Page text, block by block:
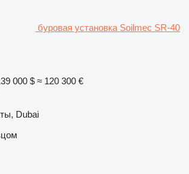
буровая установка Soilmec SR-40
000 $ ≈ 120 300 €
Dubai